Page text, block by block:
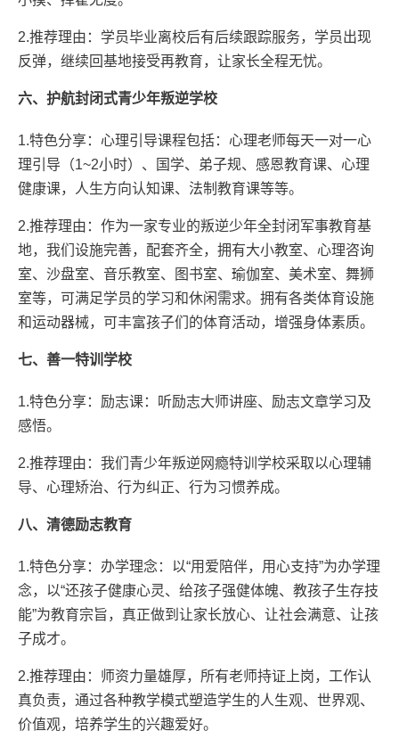
2.推荐理由：学员毕业离校后有后续跟踪服务，学员出现
反弹，继续回基地接受再教育，让家长全程无忧。
六、护航封闭式青少年叛逆学校
1.特色分享：心理引导课程包括：心理老师每天一对一心
理引导（1~2小时）、国学、弟子规、感恩教育课、心理
健康课，人生方向认知课、法制教育课等等。
2.推荐理由：作为一家专业的叛逆少年全封闭军事教育基
地，我们设施完善，配套齐全，拥有大小教室、心理咨询
室、沙盘室、音乐教室、图书室、瑜伽室、美术室、舞狮
室等，可满足学员的学习和休闲需求。拥有各类体育设施
和运动器械，可丰富孩子们的体育活动，增强身体素质。
七、善一特训学校
1.特色分享：励志课：听励志大师讲座、励志文章学习及
感悟。
2.推荐理由：我们青少年叛逆网瘾特训学校采取以心理辅
导、心理矫治、行为纠正、行为习惯养成。
八、清德励志教育
1.特色分享：办学理念：以“用爱陪伴，用心支持”为办学理
念，以“还孩子健康心灵、给孩子强健体魄、教孩子生存技
能”为教育宗旨，真正做到让家长放心、让社会满意、让孩
子成才。
2.推荐理由：师资力量雄厚，所有老师持证上岗，工作认
真负责，通过各种教学模式塑造学生的人生观、世界观、
价值观，培养学生的兴趣爱好。